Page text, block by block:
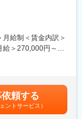
融と広告のクロス領
す。
決定プロセスを習
鋭の専門家
課題」を解決する
若手は計算中心に
析→数理計算→制
ら顧客と直接向き
給制＜賃金内訳＞
給＞270,000円～
あります。月給(月
依頼する
ントサービス）